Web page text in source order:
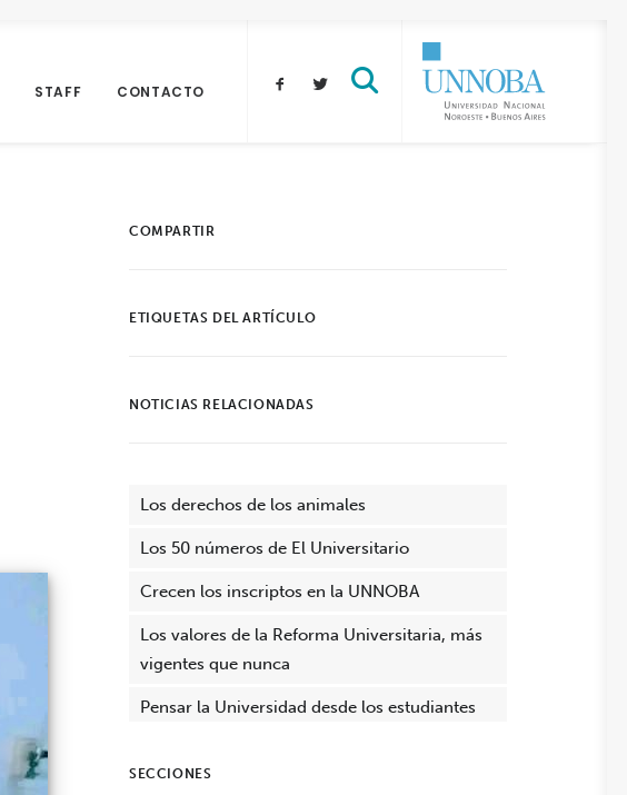
STAFF CONTACTO
COMPARTIR
ETIQUETAS DEL ARTÍCULO
NOTICIAS RELACIONADAS
Los derechos de los animales
Los 50 números de El Universitario
Crecen los inscriptos en la UNNOBA
Los valores de la Reforma Universitaria, más
vigentes que nunca
Pensar la Universidad desde los estudiantes
SECCIONES